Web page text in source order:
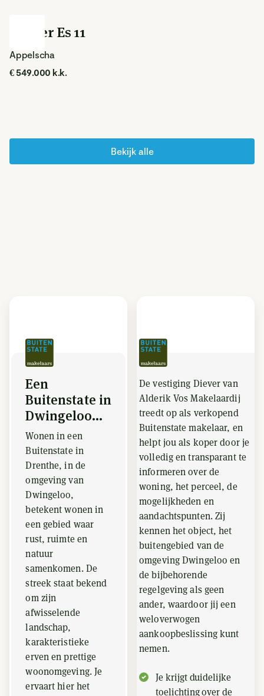
Wester Es 11
Appelscha
€ 549.000 k.k.
Bekijk alle
Een
Buitenstate in
Dwingeloo...
Wonen in een
Buitenstate in
Drenthe, in de
omgeving van
Dwingeloo,
betekent wonen in
een gebied waar
rust, ruimte en
natuur
samenkomen. De
streek staat bekend
om zijn
afwisselende
landschap,
karakteristieke
erven en prettige
woonomgeving. Je
ervaart hier het
De vestiging Diever van
Alderik Vos Makelaardij
treedt op als verkopend
Buitenstate makelaar, en
helpt jou als koper door je
volledig en transparant te
informeren over de
woning, het perceel, de
mogelijkheden en
aandachtspunten. Zij
kennen het object, het
buitengebied van de
omgeving Dwingeloo en
de bijbehorende
regelgeving als geen
ander, waardoor jij een
weloverwogen
aankoopbeslissing kunt
nemen.
Je krijgt duidelijke
toelichting over de